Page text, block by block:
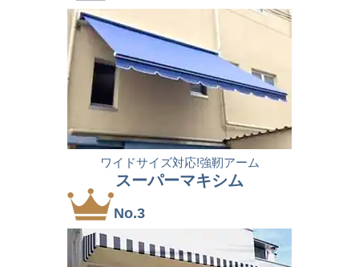
ワイドサイズ対応!強靭アーム
スーパーマキシム
No.3